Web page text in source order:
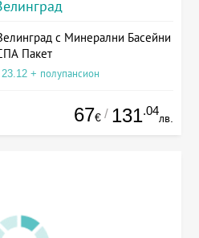
с Минерални Басейни
Пакет
+ полупансион
67€ / 131.04
лв.